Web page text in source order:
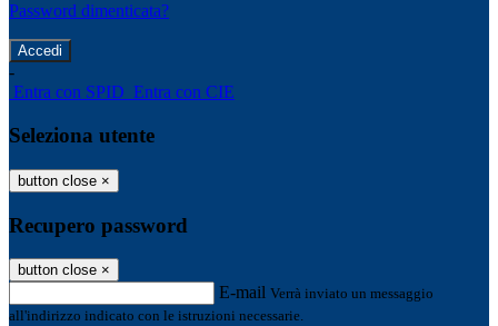
Password dimenticata?
-
Entra con SPID Entra con CIE
Seleziona utente
button close ×
Recupero password
button close ×
E-mail Verrà inviato un messaggio
all'indirizzo indicato con le istruzioni necessarie.